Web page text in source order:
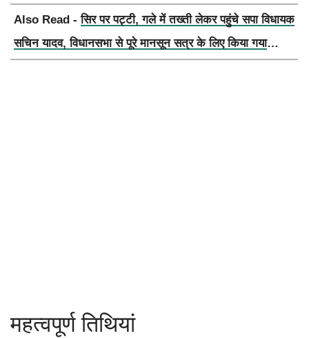
Also Read -सिर पर पट्टी, गले में तख्ती लेकर पहुंचे सपा विधायक
सचिन यादव, विधानसभा से पूरे मानसून सत्र के लिए किया गया
महत्वपूर्ण तिथियां